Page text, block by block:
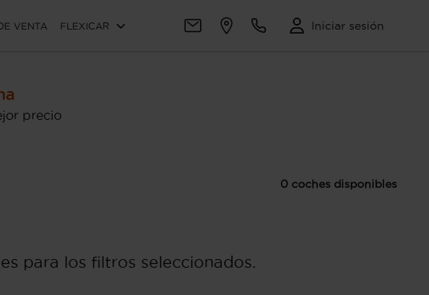
VENTA FLEXICAR Iniciar sesión
precio
0 coches disponibles
para los filtros seleccionados.